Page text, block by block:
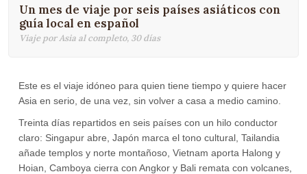
Un mes de viaje por seis países asiáticos con
guía local en español
Viaje por Asia al completo, 30 días
Este es el viaje idóneo para quien tiene tiempo y quiere hacer
Asia en serio, de una vez, sin volver a casa a medio camino.
Treinta días repartidos en seis países con un hilo conductor
claro: Singapur abre, Japón marca el tono cultural, Tailandia
añade templos y norte montañoso, Vietnam aporta Halong y
Hoian, Camboya cierra con Angkor y Bali remata con volcanes,